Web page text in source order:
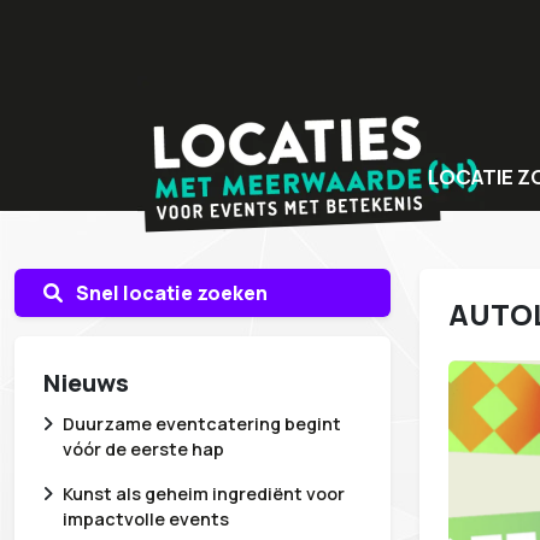
LOCATIE
Bijzondere
Unieke
Snel locatie zoeken
Nieuws
Duurzame eventcatering begint
vóór de eerste hap
Kunst als geheim ingrediënt voor
impactvolle events